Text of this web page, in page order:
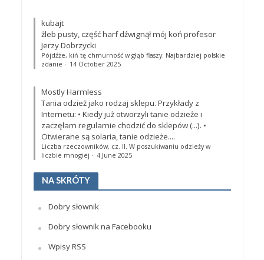
kubajt
żleb pusty, część harf dźwignął mój koń profesor
Jerzy Dobrzycki
Pójdźże, kiń tę chmurność w głąb flaszy. Najbardziej polskie
zdanie · 14 October 2025
Mostly Harmless
Tania odzież jako rodzaj sklepu. Przykłady z
Internetu: • Kiedy już otworzyli tanie odzieże i
zaczęłam regularnie chodzić do sklepów (...). •
Otwierane są solaria, tanie odzieże....
Liczba rzeczowników, cz. II. W poszukiwaniu odzieży w
liczbie mnogiej · 4 June 2025
NA SKRÓTY
Dobry słownik
Dobry słownik na Facebooku
Wpisy RSS